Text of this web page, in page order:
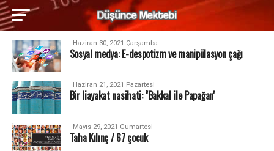
Haziran 30, 2021 Çarşamba
Sosyal medya: E-despotizm ve manipülasyon çağı
Haziran 21, 2021 Pazartesi
Bir liayakat nasihati: ‘'Bakkal ile Papağan'
Mayıs 29, 2021 Cumartesi
Taha Kılınç / 67 çocuk